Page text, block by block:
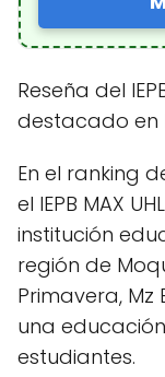
Reseña del
destacado en
En el ranking
el IEPB MAX
institución
región de
Primavera, Mz
una
estudiantes.